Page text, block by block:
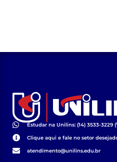
Estudar na Unilins: (14) 3533-3229 (
Clique aqui e fale no setor
atendimento@unilins.edu.br